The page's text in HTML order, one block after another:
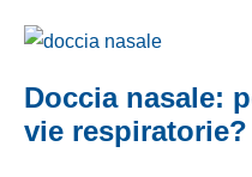
Doccia
perché
fa
Doccia nasale:
vie respiratorie?